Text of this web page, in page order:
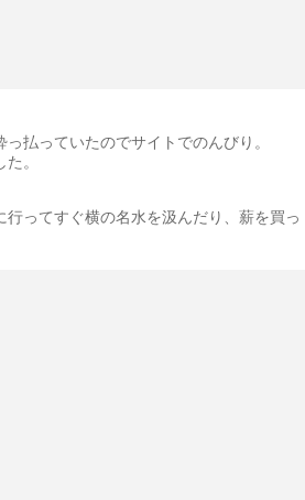
払っていたのでサイトでのんびり。
。
行ってすぐ横の名水を汲んだり、薪を買っ